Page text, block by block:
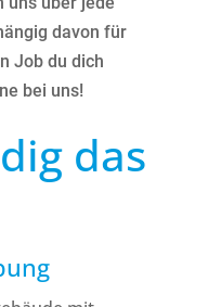
davon für
Job du dich
bei uns!
das